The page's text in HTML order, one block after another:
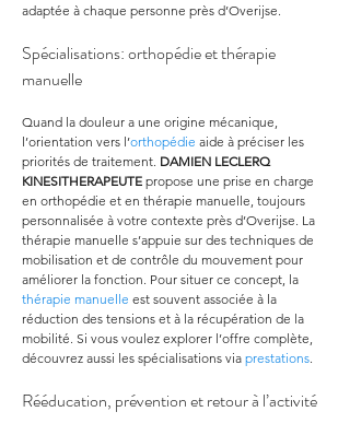
adaptée à chaque personne près d’Overijse.
Spécialisations: orthopédie et thérapie
manuelle
Quand la douleur a une origine mécanique,
l’orientation vers l’orthopédie aide à préciser les
priorités de traitement. DAMIEN LECLERQ
KINESITHERAPEUTE propose une prise en charge
en orthopédie et en thérapie manuelle, toujours
personnalisée à votre contexte près d’Overijse. La
thérapie manuelle s’appuie sur des techniques de
mobilisation et de contrôle du mouvement pour
améliorer la fonction. Pour situer ce concept, la
thérapie manuelle est souvent associée à la
réduction des tensions et à la récupération de la
mobilité. Si vous voulez explorer l’offre complète,
découvrez aussi les spécialisations via prestations.
Rééducation, prévention et retour à l’activité